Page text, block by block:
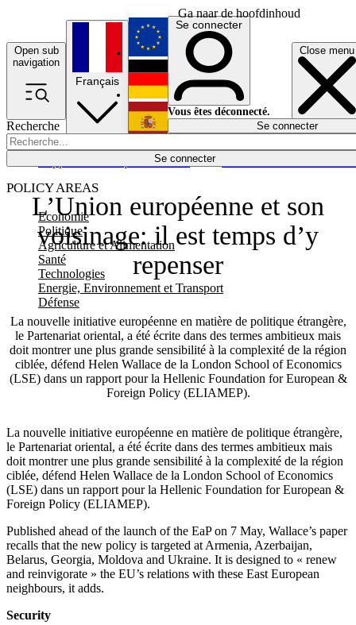
Ga naar de hoofdinhoud
Open sub
navigation
Close menu
Recherche
Se connecter
POLICY AREAS
Economie
Politique
Agriculture et Alimentation
Santé
Technologies
Energie, Environnement et Transport
Défense
Économie
Français
English
Deutsch
Español
Se connecter
Vous êtes déconnecté.
Se connecter
L’Union européenne et son
voisinage: il est temps d’y
repenser
La nouvelle initiative européenne en matière de politique étrangère,
le Partenariat oriental, a été écrite dans des termes ambitieux mais
doit montrer une plus grande sensibilité à la complexité de la région
ciblée, défend Helen Wallace de la London School of Economics
(LSE) dans un rapport pour la Hellenic Foundation for European &
Foreign Policy (ELIAMEP).
La nouvelle initiative européenne en matière de politique étrangère,
le Partenariat oriental, a été écrite dans des termes ambitieux mais
doit montrer une plus grande sensibilité à la complexité de la région
ciblée, défend Helen Wallace de la London School of Economics
(LSE) dans un rapport pour la Hellenic Foundation for European &
Foreign Policy (ELIAMEP).
Published ahead of the launch of the EaP on 7 May, Wallace’s paper
recalls that the new policy is targeted at Armenia, Azerbaijan,
Belarus, Georgia, Moldova and Ukraine. It is designed to « renew
and reinvigorate » the EU’s relations with these East European
neighbours, it adds.
Security